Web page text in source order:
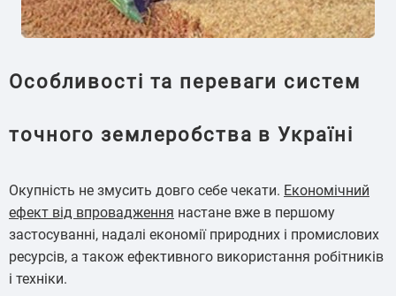
Особливості та переваги систем
точного землеробства в Україні
Окупність не змусить довго себе чекати. Економічний
ефект від впровадження настане вже в першому
застосуванні, надалі економії природних і промислових
ресурсів, а також ефективного використання робітників
і техніки.